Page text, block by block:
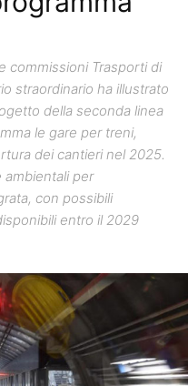
commissioni Trasporti di
straordinario ha illustrato
della seconda linea
le gare per treni,
dei cantieri nel 2025.
per
con possibili
entro il 2029